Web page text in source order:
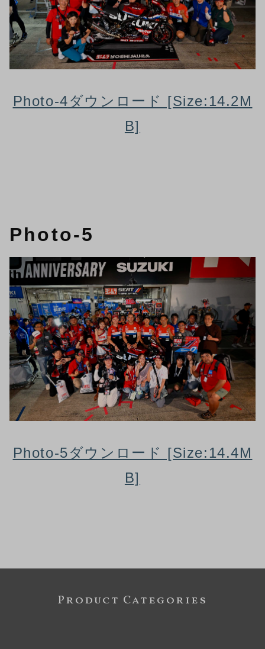
Photo-4ダウンロード [Size:14.2M
B]
Photo-5
Photo-5ダウンロード [Size:14.4M
B]
Product Categories